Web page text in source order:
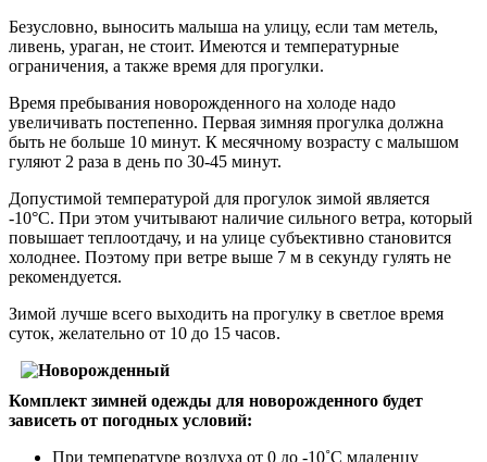
Безусловно, выносить малыша на улицу, если там метель,
ливень, ураган, не стоит. Имеются и температурные
ограничения, а также время для прогулки.
Время пребывания новорожденного на холоде надо
увеличивать постепенно. Первая зимняя прогулка должна
быть не больше 10 минут. К месячному возрасту с малышом
гуляют 2 раза в день по 30-45 минут.
Допустимой температурой для прогулок зимой является
-10°C. При этом учитывают наличие сильного ветра, который
повышает теплоотдачу, и на улице субъективно становится
холоднее. Поэтому при ветре выше 7 м в секунду гулять не
рекомендуется.
Зимой лучше всего выходить на прогулку в светлое время
суток, желательно от 10 до 15 часов.
Комплект зимней одежды для новорожденного будет
зависеть от погодных условий:
При температуре воздуха от 0 до -10˚С младенцу